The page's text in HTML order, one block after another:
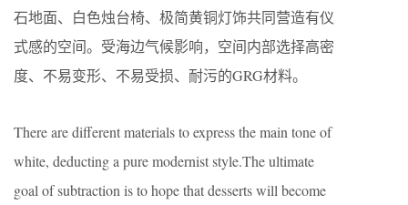
石地面、白色烛台椅、极简黄铜灯饰共同营造有仪
式感的空间。受海边气候影响，空间内部选择高密
度、不易变形、不易受损、耐污的GRG材料。
There are different materials to express the main tone of
white, deducting a pure modernist style.The ultimate
goal of subtraction is to hope that desserts will become